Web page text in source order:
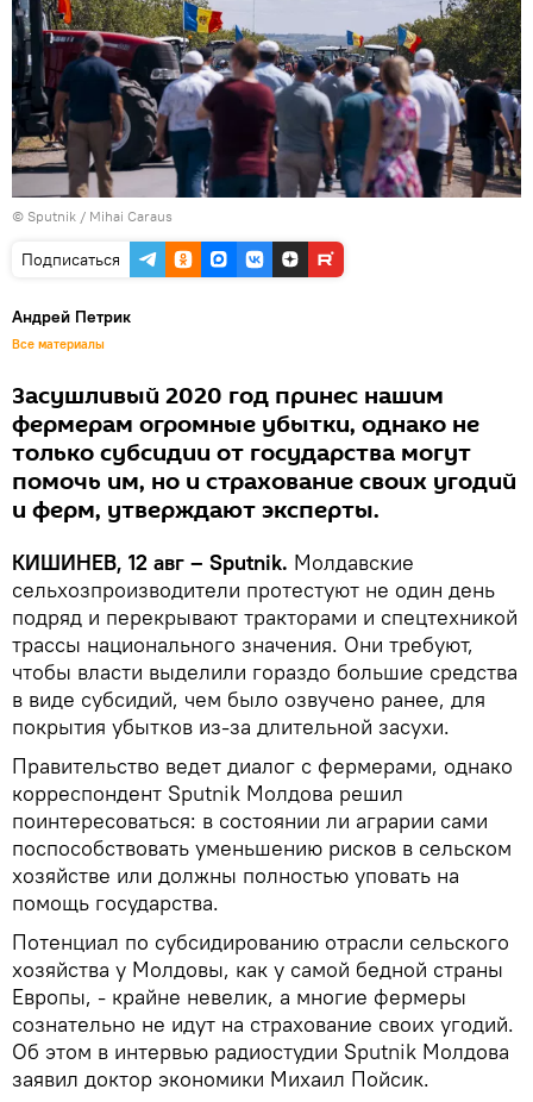
© Sputnik / Mihai Caraus
Подписаться
Андрей Петрик
Все материалы
Засушливый 2020 год принес нашим
фермерам огромные убытки, однако не
только субсидии от государства могут
помочь им, но и страхование своих угодий
и ферм, утверждают эксперты.
КИШИНЕВ, 12 авг – Sputnik. Молдавские
сельхозпроизводители протестуют не один день
подряд и перекрывают тракторами и спецтехникой
трассы национального значения. Они требуют,
чтобы власти выделили гораздо большие средства
в виде субсидий, чем было озвучено ранее, для
покрытия убытков из-за длительной засухи.
Правительство ведет диалог с фермерами, однако
корреспондент Sputnik Молдова решил
поинтересоваться: в состоянии ли аграрии сами
поспособствовать уменьшению рисков в сельском
хозяйстве или должны полностью уповать на
помощь государства.
Потенциал по субсидированию отрасли сельского
хозяйства у Молдовы, как у самой бедной страны
Европы, - крайне невелик, а многие фермеры
сознательно не идут на страхование своих угодий.
Об этом в интервью радиостудии Sputnik Молдова
заявил доктор экономики Михаил Пойсик.